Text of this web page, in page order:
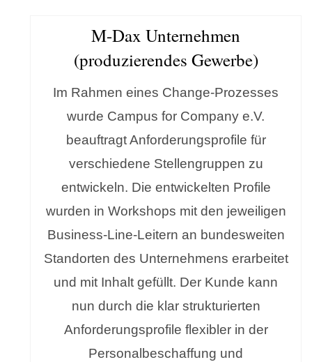
M-Dax Unternehmen
(produzierendes Gewerbe)
Im Rahmen eines Change-Prozesses
wurde Campus for Company e.V.
beauftragt Anforderungsprofile für
verschiedene Stellengruppen zu
entwickeln. Die entwickelten Profile
wurden in Workshops mit den jeweiligen
Business-Line-Leitern an bundesweiten
Standorten des Unternehmens erarbeitet
und mit Inhalt gefüllt. Der Kunde kann
nun durch die klar strukturierten
Anforderungsprofile flexibler in der
Personalbeschaffung und